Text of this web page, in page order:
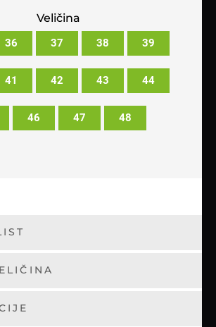
Veličina
36 37 38 39
41 42 43 44
46 47 48